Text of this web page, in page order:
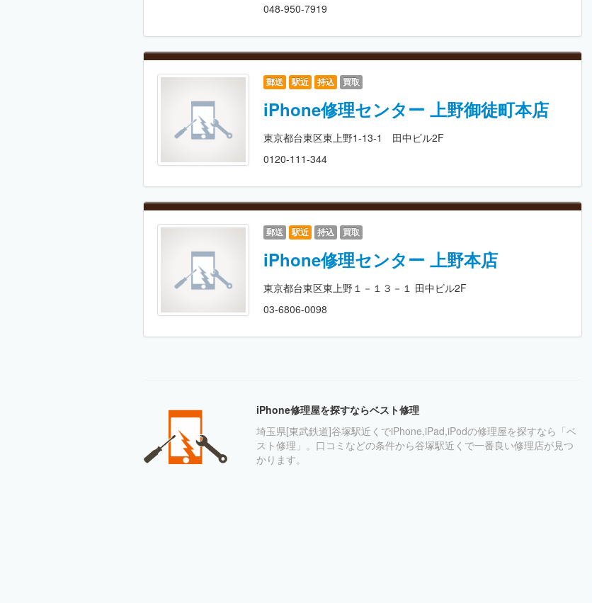
048-950-7919
郵送 駅近 持込 買取
iPhone修理センター 上野御徒町本店
東京都台東区東上野1-13-1 田中ビル2F
0120-111-344
郵送 駅近 持込 買取
iPhone修理センター 上野本店
東京都台東区東上野１－１３－１ 田中ビル2F
03-6806-0098
iPhone修理屋を探すならベスト修理
埼玉県[東武鉄道]谷塚駅近くでiPhone,iPad,iPodの修理屋を探すなら「ベ
スト修理」。口コミなどの条件から谷塚駅近くで一番良い修理店が見つ
かります。